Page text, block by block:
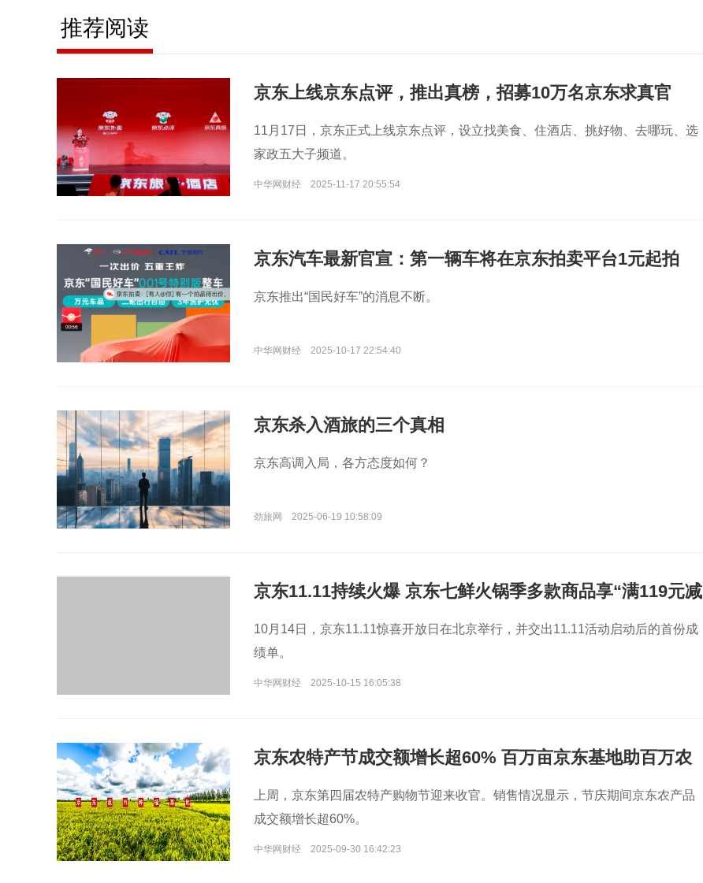
推荐阅读
京东上线京东点评，推出真榜，招募10万名京东求真官
11月17日，京东正式上线京东点评，设立找美食、住酒店、挑好物、去哪玩、选
家政五大子频道。
中华网财经 2025-11-17 20:55:54
京东汽车最新官宣：第一辆车将在京东拍卖平台1元起拍
京东推出“国民好车”的消息不断。
中华网财经 2025-10-17 22:54:40
京东杀入酒旅的三个真相
京东高调入局，各方态度如何？
劲旅网 2025-06-19 10:58:09
京东11.11持续火爆 京东七鲜火锅季多款商品享“满119元减
10元”优惠
10月14日，京东11.11惊喜开放日在北京举行，并交出11.11活动启动后的首份成
绩单。
中华网财经 2025-10-15 16:05:38
京东农特产节成交额增长超60% 百万亩京东基地助百万农
户增收三成
上周，京东第四届农特产购物节迎来收官。销售情况显示，节庆期间京东农产品
成交额增长超60%。
中华网财经 2025-09-30 16:42:23